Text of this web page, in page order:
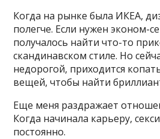
Когда на рынке была ИКЕА,
полегче. Если нужен эконом-
получалось найти что-то
скандинавском стиле. Но
недорогой, приходится
вещей, чтобы найти
Еще меня раздражает
Когда начинала карьеру,
постоянно.